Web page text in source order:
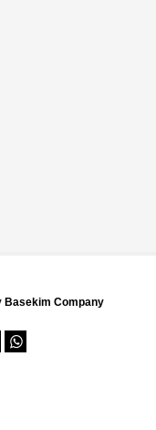
Basekim Company